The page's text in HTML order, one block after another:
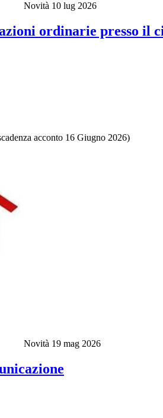
Novità 10 lug 2026
ordinarie presso il
acconto 16 Giugno 2026)
Novità 19 mag 2026